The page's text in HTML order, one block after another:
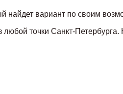
найдет вариант по своим
точки Санкт-Петербурга.